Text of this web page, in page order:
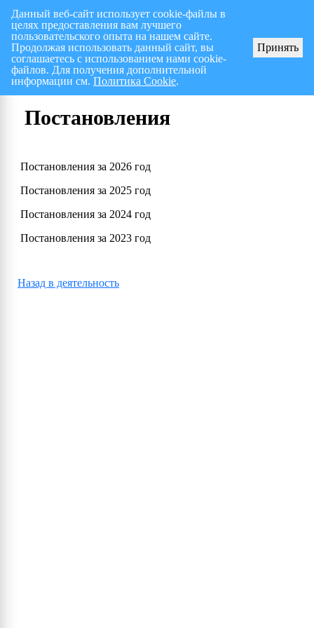
Перспективный план работ на I полугодие 2026 г.
Постановления
Постановления за 2026 год
Постановления за 2025 год
Постановления за 2024 год
Постановления за 2023 год
Назад в деятельность
Данный веб-сайт использует cookie-файлы в
целях предоставления вам лучшего
пользовательского опыта на нашем сайте.
Продолжая использовать данный сайт, вы
соглашаетесь с использованием нами cookie-
файлов. Для получения дополнительной
информации см.Политика Cookie.
Принять